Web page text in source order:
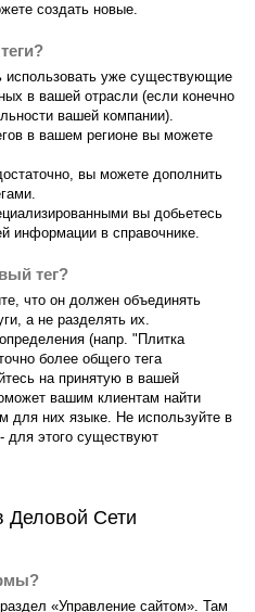
создать новые.
использовать уже существующие
в вашей отрасли (если конечно
вашей компании).
в вашем регионе вы можете
вы можете дополнить
вы добьетесь
информации в справочнике.
тег?
что он должен объединять
а не разделять их.
(напр. "Плитка
более общего тега
на принятую в вашей
вашим клиентам найти
для них языке. Не используйте в
для этого существуют
Деловой Сети
«Управление сайтом». Там